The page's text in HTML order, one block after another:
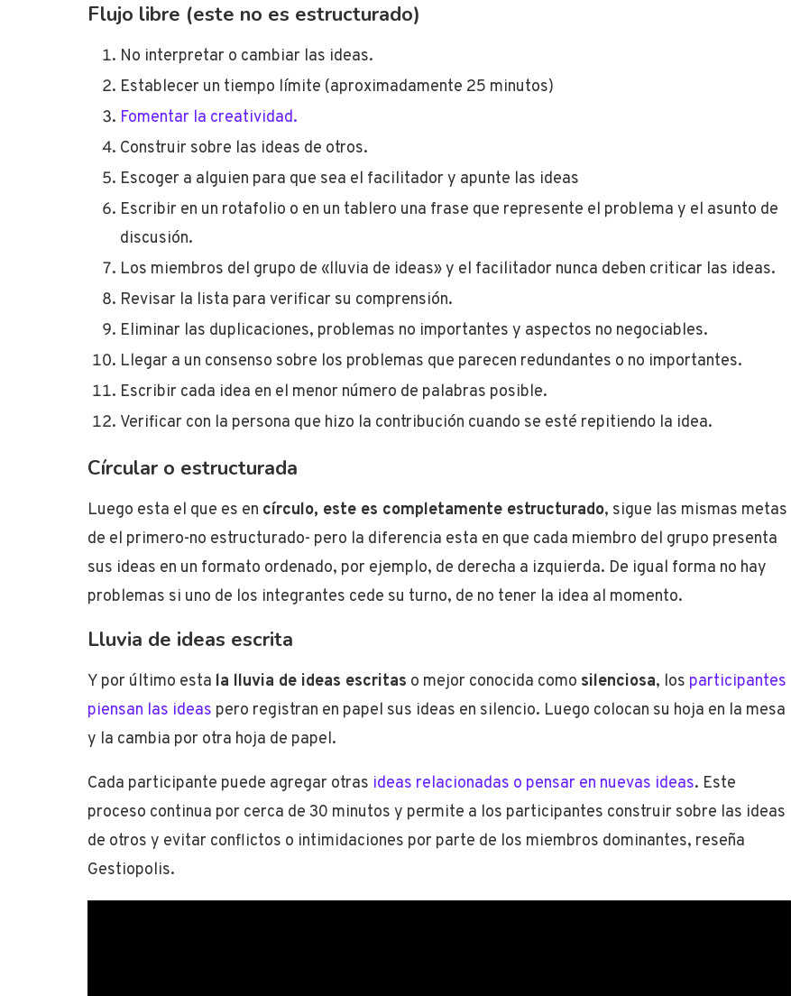
Flujo libre (este no es estructurado)
No interpretar o cambiar las ideas.
Establecer un tiempo límite (aproximadamente 25 minutos)
Fomentar la creatividad.
Construir sobre las ideas de otros.
Escoger a alguien para que sea el facilitador y apunte las ideas
Escribir en un rotafolio o en un tablero una frase que represente el problema y el asunto de
discusión.
Los miembros del grupo de «lluvia de ideas» y el facilitador nunca deben criticar las ideas.
Revisar la lista para verificar su comprensión.
Eliminar las duplicaciones, problemas no importantes y aspectos no negociables.
Llegar a un consenso sobre los problemas que parecen redundantes o no importantes.
Escribir cada idea en el menor número de palabras posible.
Verificar con la persona que hizo la contribución cuando se esté repitiendo la idea.
Círcular o estructurada
Luego esta el que es en círculo, este es completamente estructurado, sigue las mismas metas
de el primero-no estructurado- pero la diferencia esta en que cada miembro del grupo presenta
sus ideas en un formato ordenado, por ejemplo, de derecha a izquierda. De igual forma no hay
problemas si uno de los integrantes cede su turno, de no tener la idea al momento.
Lluvia de ideas escrita
Y por último esta la lluvia de ideas escritas o mejor conocida como silenciosa, los participantes
piensan las ideas pero registran en papel sus ideas en silencio. Luego colocan su hoja en la mesa
y la cambia por otra hoja de papel.
Cada participante puede agregar otras ideas relacionadas o pensar en nuevas ideas. Este
proceso continua por cerca de 30 minutos y permite a los participantes construir sobre las ideas
de otros y evitar conflictos o intimidaciones por parte de los miembros dominantes, reseña
Gestiopolis.